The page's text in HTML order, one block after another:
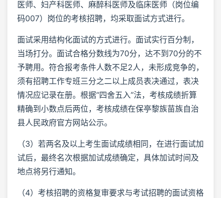
医师、妇产科医师、麻醉科医师及临床医师（岗位编
码007）岗位的考核招聘，均采取面试方式进行。
面试采用结构化面试的方式进行。面试实行百分制，
当场打分。面试合格分数线为70分，达不到70分的不
予聘用。符合报考条件人数不足2人，未形成竞争的，
须有招聘工作专班三分之二以上成员表决通过，表决
情况应记录在册。根据“四舍五入”法，考核成绩折算
精确到小数点后两位，考核成绩在保亭黎族苗族自治
县人民政府官方网站公示。
（3）若两名及以上考生面试成绩相同，在进行面试加
试后，最终名次根据加试成绩确定，具体加试时间及
地点将另行通知。
（4）考核招聘的资格复审要求与考试招聘的面试资格